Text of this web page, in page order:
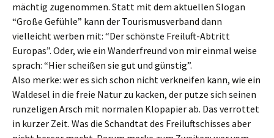
mächtig zugenommen. Statt mit dem aktuellen Slogan
“Große Gefühle” kann der Tourismusverband dann
vielleicht werben mit: “Der schönste Freiluft-Abtritt
Europas”. Oder, wie ein Wanderfreund von mir einmal weise
sprach: “Hier scheißen sie gut und günstig”.
Also merke: wer es sich schon nicht verkneifen kann, wie ein
Waldesel in die freie Natur zu kacken, der putze sich seinen
runzeligen Arsch mit normalen Klopapier ab. Das verrottet
in kurzer Zeit. Was die Schandtat des Freiluftschisses aber